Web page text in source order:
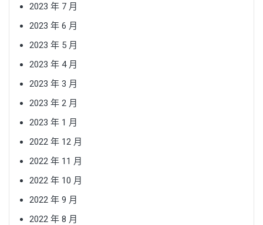
2023 年 7 月
2023 年 6 月
2023 年 5 月
2023 年 4 月
2023 年 3 月
2023 年 2 月
2023 年 1 月
2022 年 12 月
2022 年 11 月
2022 年 10 月
2022 年 9 月
2022 年 8 月